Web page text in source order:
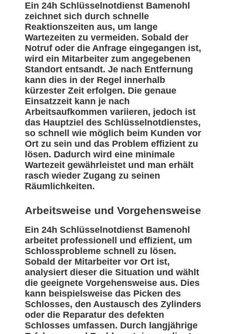
Ein 24h Schlüsselnotdienst Bamenohl
zeichnet sich durch schnelle
Reaktionszeiten aus, um lange
Wartezeiten zu vermeiden. Sobald der
Notruf oder die Anfrage eingegangen ist,
wird ein Mitarbeiter zum angegebenen
Standort entsandt. Je nach Entfernung
kann dies in der Regel innerhalb
kürzester Zeit erfolgen. Die genaue
Einsatzzeit kann je nach
Arbeitsaufkommen variieren, jedoch ist
das Hauptziel des Schlüsselnotdienstes,
so schnell wie möglich beim Kunden vor
Ort zu sein und das Problem effizient zu
lösen. Dadurch wird eine minimale
Wartezeit gewährleistet und man erhält
rasch wieder Zugang zu seinen
Räumlichkeiten.
Arbeitsweise und Vorgehensweise
Ein 24h Schlüsselnotdienst Bamenohl
arbeitet professionell und effizient, um
Schlossprobleme schnell zu lösen.
Sobald der Mitarbeiter vor Ort ist,
analysiert dieser die Situation und wählt
die geeignete Vorgehensweise aus. Dies
kann beispielsweise das Picken des
Schlosses, den Austausch des Zylinders
oder die Reparatur des defekten
Schlosses umfassen. Durch langjährige